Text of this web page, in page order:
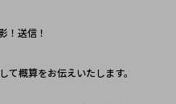
！送信！
概算をお伝えいたします。